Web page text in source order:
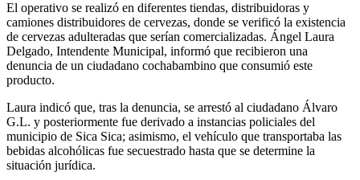
El operativo se realizó en diferentes tiendas, distribuidoras y
camiones distribuidores de cervezas, donde se verificó la existencia
de cervezas adulteradas que serían comercializadas. Ángel Laura
Delgado, Intendente Municipal, informó que recibieron una
denuncia de un ciudadano cochabambino que consumió este
producto.
Laura indicó que, tras la denuncia, se arrestó al ciudadano Álvaro
G.L. y posteriormente fue derivado a instancias policiales del
municipio de Sica Sica; asimismo, el vehículo que transportaba las
bebidas alcohólicas fue secuestrado hasta que se determine la
situación jurídica.